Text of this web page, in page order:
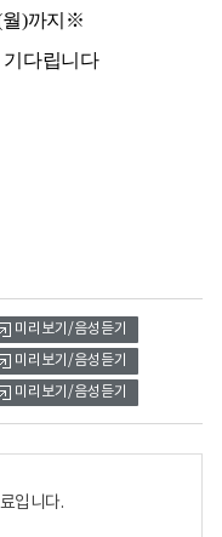
월)까지 ※
다립니다
미리보기/음성듣기
미리보기/음성듣기
미리보기/음성듣기
입니다.